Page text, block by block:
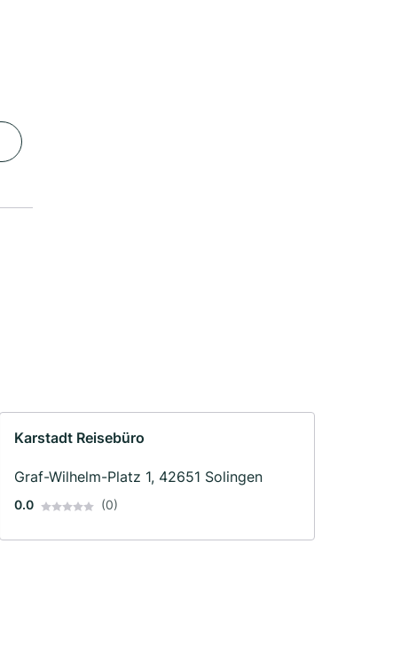
Karstadt Reisebüro
Graf-Wilhelm-Platz 1, 42651 Solingen
0.0 (0)